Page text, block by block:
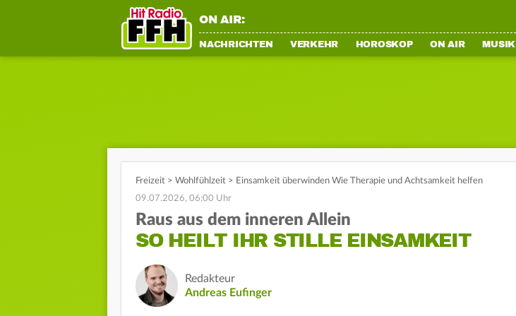
ON AIR:
NACHRICHTEN VERKEHR HOROSKOP ON AIR MUSIK
Freizeit > Wohlfühlzeit > Einsamkeit überwinden Wie Therapie und Achtsamkeit helfen
09.07.2026, 06:00 Uhr
Raus aus dem inneren Allein
SO HEILT IHR STILLE EINSAMKEIT
Redakteur
Andreas Eufinger